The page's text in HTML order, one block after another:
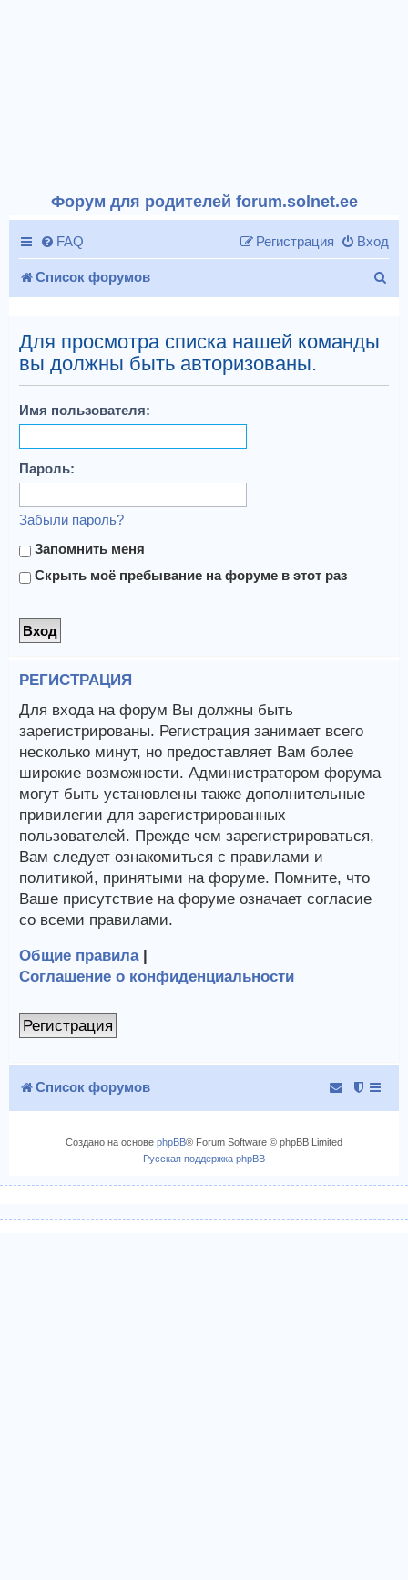
Форум для родителей forum.solnet.ee
FAQ Вход
Регистрация
Список форумов
Для просмотра списка нашей команды
вы должны быть авторизованы.
Имя пользователя:
Пароль:
Забыли пароль?
Запомнить меня
Скрыть моё пребывание на форуме в этот раз
РЕГИСТРАЦИЯ
Для входа на форум Вы должны быть
зарегистрированы. Регистрация занимает всего
несколько минут, но предоставляет Вам более
широкие возможности. Администратором форума
могут быть установлены также дополнительные
привилегии для зарегистрированных
пользователей. Прежде чем зарегистрироваться,
Вам следует ознакомиться с правилами и
политикой, принятыми на форуме. Помните, что
Ваше присутствие на форуме означает согласие
со всеми правилами.
Общие правила|
Соглашение о конфиденциальности
Регистрация
Список форумов
Создано на основе phpBB® Forum Software © phpBB Limited
Русская поддержка phpBB